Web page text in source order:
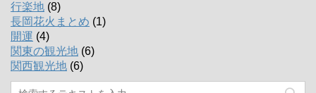
行楽地 (8)
長岡花火まとめ (1)
開運 (4)
関東の観光地 (6)
関西観光地 (6)